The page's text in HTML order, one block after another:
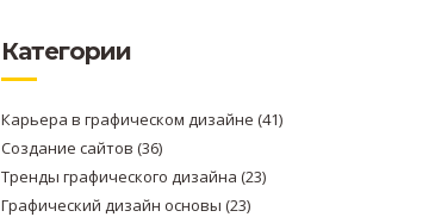
Категории
Карьера в графическом дизайне (41)
Создание сайтов (36)
Тренды графического дизайна (23)
Графический дизайн основы (23)